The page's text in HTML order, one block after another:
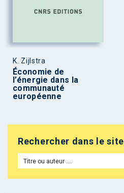
K. Zijlstra
Économie de
l’énergie dans la
communauté
européenne
Rechercher dans le site